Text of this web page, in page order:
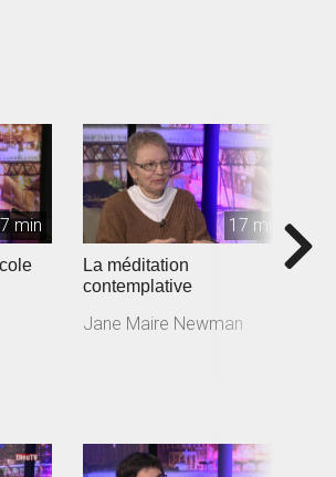
min 17 min
La méditation
contemplative
Jane Maire Newman